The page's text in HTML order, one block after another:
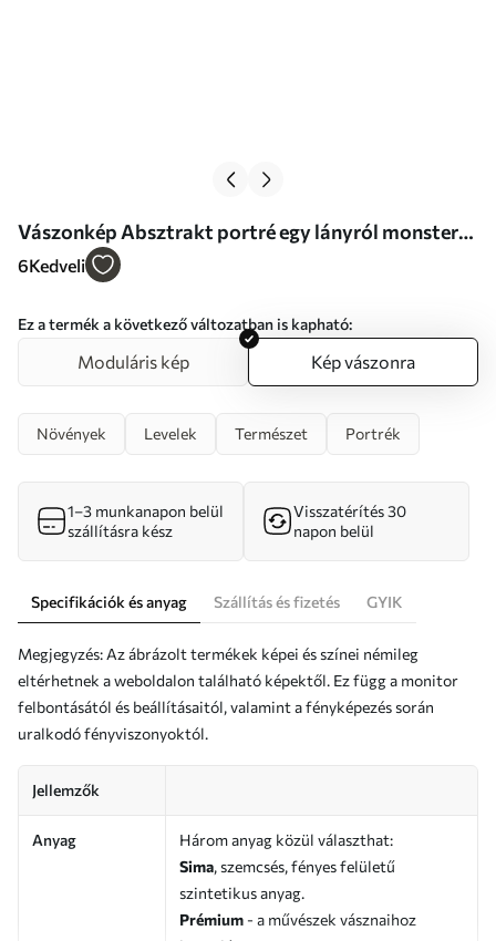
Vászonkép Absztrakt portré egy lányról monstera
levelekkel Nr s47336
6Kedveli
Ez a termék a következő változatban is kapható:
Moduláris kép Kép vászonra
Növények Levelek Természet Portrék
1–3 munkanapon belül
szállításra kész
Visszatérítés 30
napon belül
Specifikációk és anyag Szállítás és fizetés GYIK
Megjegyzés: Az ábrázolt termékek képei és színei némileg
eltérhetnek a weboldalon található képektől. Ez függ a monitor
felbontásától és beállításaitól, valamint a fényképezés során
uralkodó fényviszonyoktól.
Jellemzők
Anyag
Három anyag közül választhat:
Sima, szemcsés, fényes felületű
szintetikus anyag.
Prémium - a művészek vásznaihoz